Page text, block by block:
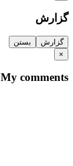
گزارش
گزارش
بستن
×
My comments